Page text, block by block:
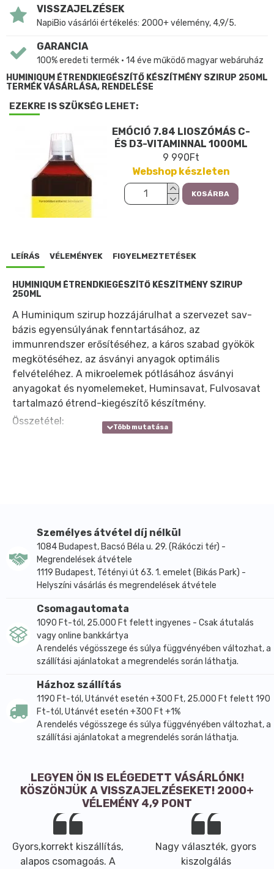
VISSZAJELZÉSEK
NapiBio vásárlói értékelés: 2000+ vélemény, 4,9/5.
GARANCIA
100% eredeti termék • 14 éve működő magyar webáruház
HUMINIQUM ÉTRENDKIEGÉSZÍTŐ KÉSZÍTMÉNY SZIRUP 250ML
TERMÉK VÁSÁRLÁSA, RENDELÉSE
EZEKRE IS SZÜKSÉG LEHET:
EMÓCIÓ 7.84 LIOSZÓMÁS C-
ÉS D3-VITAMINNAL 1000ML
9 990Ft
Webshop készleten
KOSÁRBA
LEÍRÁS VÉLEMÉNYEK FIGYELMEZTETÉSEK
HUMINIQUM ÉTRENDKIEGÉSZÍTŐ KÉSZÍTMÉNY SZIRUP
250ML
A Huminiqum szirup hozzájárulhat a szervezet sav-
bázis egyensúlyának fenntartásához, az
immunrendszer erősítéséhez, a káros szabad gyökök
megkötéséhez, az ásványi anyagok optimális
felvételéhez. A mikroelemek pótlásához ásványi
anyagokat és nyomelemeket, Huminsavat, Fulvosavat
tartalmazó étrend-kiegészítő készítmény.
Összetétel:
Jótékony hatásai:
Helyreállítja a szervezet sav-bázis egyensúlyát: A
szervezet elsavasodását okozzák “a modern”
táplálkozási szokások. Számos betegség okozója az
elsavasodás (pl. hajhullás, élősködők, gombák,
narancsbőr, reuma, asztma, elhízás, csontritkulás).
Szervezetünk a savakat ásványi anyagokkal
semlegesíti és a keletkezett sókat elraktározza, így
védekezik e folyamatok ellen, ami szintén csökkenti a
mikroelemek szintjét.
Antioxidáns, gyökfogó: megköti a szabad gyököket
rendkívüli hatékonysággal, amelyek számos betegség
forrásai.
Megköti a toxikonokat: a huminsavak szinte
valamennyi vegyülettel képesek kölcsönhatásba lépni
Hatástalanítják és kiürítik a szervezetbe került
toxikus anyagokat. Egy átlagember vérében 170
idegen anyag található a legújabb amerikai kutatási
eredmények szerint.
Antivirális hatás: huminsav talán a természet egyik
legerősebb vírus ellenes hatóanyaga, a humán
gyógyászatban régóta ismert a huminsavak
Személyes átvétel díj nélkül
1084 Budapest, Bacsó Béla u. 29. (Rákóczi tér) -
Megrendelések átvétele
1119 Budapest, Tétényi út 63. 1. emelet (Bikás Park) -
Helyszíni vásárlás és megrendelések átvétele
Csomagautomata
1090 Ft-tól, 25.000 Ft felett ingyenes - Csak átutalás
vagy online bankkártya
A rendelés végösszege és súlya függvényében változhat, a
szállítási ajánlatokat a megrendelés során láthatja.
Házhoz szállítás
1190 Ft-tól, Utánvét esetén +300 Ft, 25.000 Ft felett 190
Ft-tól, Utánvét esetén +300 Ft +1%
A rendelés végösszege és súlya függvényében változhat, a
szállítási ajánlatokat a megrendelés során láthatja.
LEGYEN ÖN IS ELÉGEDETT VÁSÁRLÓNK!
KÖSZÖNJÜK A VISSZAJELZÉSEKET! 2000+
VÉLEMÉNY 4,9 PONT
Gyors,korrekt kiszállítás,
alapos csomagoás. A
Nagy választék, gyors
kiszolgálás